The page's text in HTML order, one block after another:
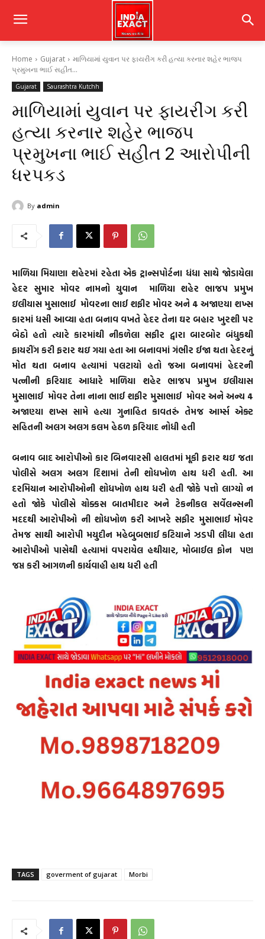
Home Gujarat
માળિયામાં યુવાન પર ફાયરીંગ કરી હત્યા કરનાર શહેર ભાજપ
પ્રમુખના ભાઈ સહીત...
Gujarat Saurashtra Kutchh
માળિયામાં યુવાન પર ફાયરીંગ કરી
હત્યા કરનાર શહેર ભાજપ
પ્રમુખના ભાઈ સહીત 2 આરોપીની
ધરપકડ
By admin
માળિયા મિયાણા શહેરમાં રહેતા એક ટ્રાન્સપોર્ટના ધંધા સાથે જોડાયેલા
હેદર સુમાર મોવર નામનો યુવાન માળિયા શહેર ભાજપ પ્રમુખ
ઇલીયાસ મુસાભાઈ મોવરના ભાઈ શફીર મોવર અને 4 અજાણ્યા શખ્સ
કારમાં ધસી આવ્યા હતા બનાવ વખતે હેદર તેના ઘર બહાર ખુરશી પર
બેઠો હતો ત્યારે કારમાંથી નીકળેલા સફીર દ્વારા બારબોર બંધુકથી
ફાયરીંગ કરી ફરાર થઇ ગયા હતા આ બનાવમાં ગંભીર ઈજા થતા હેદરનું
મોત થતા બનાવ હત્યામાં પલટાયો હતો જઆ બનાવમાં હેદરની
પત્નીની ફરિયાદ આધારે માળિયા શહેર ભાજપ પ્રમુખ ઇલીયાસ
મુસાભાઈ મોવર તેના નાના ભાઈ શફીર મુસાભાઈ મોવર અને અન્ય 4
અજાણ્યા શખ્સ સામે હત્યા ગુનાહિત કાવતરું તેમજ આર્મ્સ એક્ટ
સહિતની અલગ અલગ કલમ હેઠળ ફરિયાદ નોધી હતી
બનાવ બાદ આરોપીઓ કાર બિનવારસી હાલતમાં મૂકી ફરાર થઇ જતા
પોલીસે અલગ અલગ દિશામાં તેની શોધખોળ હાથ ધરી હતી. આ
દરમિયાન આરોપીઓની શોધખોળ હાથ ધરી હતી જોકે પત્તો લાગ્યો ન
હતો જોકે પોલીસે ચોક્કસ બાતમીદાર અને ટેકનીકલ સર્વેલન્સની
મદદથી આરોપીઓ ની શોધખોળ કરી આખરે સફીર મુસાભાઈ મોવર
તેમજ સાથી આરોપી મયુદીન મહેબુબભાઈ કટિયાને ઝડપી લીધા હતા
આરોપીઓ પાસેથી હત્યામાં વપરાયેલ હથીયાર, મોબાઈલ ફોન પણ
જપ્ત કરી આગળની કાર્યવાહી હાથ ધરી હતી
TAGS goverment of gujarat Morbi